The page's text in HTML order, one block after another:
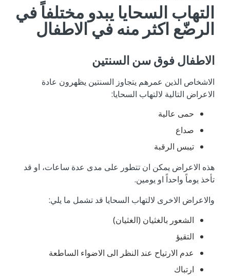
التهاب السحايا يبدو مختلفاً في
الرضّع اكثر منه في الاطفال
الاطفال فوق سن السنتين
الاشخاص الذين عمرهم يتجاوز السنتين يظهرون عادة
الاعراض التالية لالتهاب السحايا:
حمى عالية
صداع
تيبس الرقبة
هذه الاعراض يمكن ان تتطور على مدى عدة ساعات، او قد
تأخذ يوماً واحداً او يومين.
والاعراض الاخرى لالتهاب السحايا قد تشمل ما يلي:
الشعور بالغثيان (الغثيان)
التقيؤ
عدم الارتياح عند النظر الى الاضواء الساطعة
ارتباك